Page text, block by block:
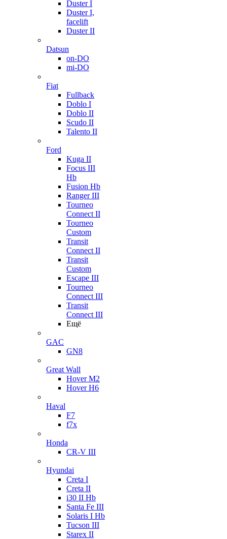
Duster I
Duster I,
facelift
Duster II
Datsun
on-DO
mi-DO
Fiat
Fullback
Doblo I
Doblo II
Scudo II
Talento II
Ford
Kuga II
Focus III
Hb
Fusion Hb
Ranger III
Tourneo
Connect II
Tourneo
Custom
Transit
Connect II
Transit
Custom
Escape III
Tourneo
Connect III
Transit
Connect III
Ещё
GAC
GN8
Great Wall
Hover M2
Hover H6
Haval
F7
f7x
Honda
CR-V III
Hyundai
Creta I
Creta II
i30 II Hb
Santa Fe III
Solaris I Hb
Tucson III
Starex II